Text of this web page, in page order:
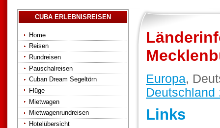
CUBA ERLEBNISREISEN
Home
Reisen
Rundreisen
Pauschalreisen
Cuban Dream Segeltörn
Flüge
Mietwagen
Mietwagenrundreisen
Hotelübersicht
Europa,
Deutschland
Links